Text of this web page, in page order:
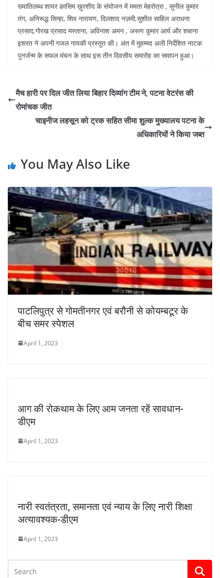
ख्यातिलब्ध शायर क़ासिम ख़ुरशीद के संयोजन में ममता मेहरोत्रा , सुनील कुमार
तंग, अनिरूद्ध सिन्हा, शिव नारायण, दिलशाद नज़मी,सुशील साहिल अराधना
प्रसाद,गोरख प्रसाद मस्ताना, अविनाश अमन , अरूण कुमार आर्य और शबाना
इशरत ने अपनी गजल गायकी प्रस्तुत की। अंत में मुहम्मद अली निर्देशित नाटक
पुनर्जन्म के सफल मंचन के साथ इस तीन दिवसीय समारोह का समापन हुआ।
मैच हारी पर दिल जीत लिया बिहार दिव्यांग टीम ने, पटना वेटरंस की
रोमांचक जीत
चाइनीज लहसून को ट्रक सहित सीमा शुल्‍क मुख्यालय पटना के
अधिकारियों ने किया जब्त
You May Also Like
पाटलिपुत्र से गोमतीनगर एवं बरौनी से कोयम्बटूर के
बीच समर स्पेशल
April 1, 2023
आग की रोकथाम के लिए आम जनता रहें सावधान-
डीएम
April 1, 2023
नारी स्वतंत्रता, समानता एवं न्याय के लिए नारी शिक्षा
अत्यावश्यक-डीएम
April 1, 2023